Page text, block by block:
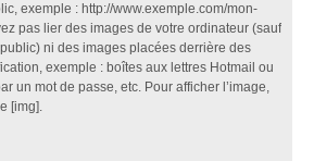
exemple : http://www.exemple.com/mon-
pas lier des images de votre ordinateur (sauf
ni des images placées derrière des
exemple : boîtes aux lettres Hotmail ou
un mot de passe, etc. Pour afficher l’image,
[img].